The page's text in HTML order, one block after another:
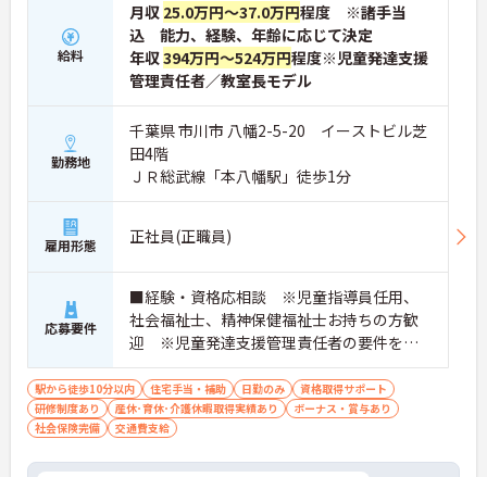
給料
月収 25.0万円～37.0万円程度 ※諸手当
込 能力、経験、年齢に応じて決定
年収394万円～524万円程度※児童発達支援
管理責任者／教室長モデル
勤務地
千葉県 市川市 八幡2-5-20 イーストビル芝
田4階
ＪＲ総武線「本八幡駅」徒歩1分
雇用形態 正社員(正職員)
応募要件
■経験・資格応相談 ※児童指導員任用、
社会福祉士、精神保健福祉士お持ちの方歓
迎 ※児童発達支援管理責任者の要件を満
たす方（研修受講済の方）・保育・教育・
福祉業界の経験がある方・相談支援・直接
支援の経験がある方歓迎
駅から徒歩10分以内 住宅手当・補助 日勤のみ
資格取得サポート
研修制度あり
産休･育休･介護休暇取得実績あり
ボーナス・賞与あり
社会保険完備
交通費支給